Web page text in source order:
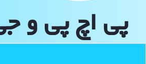
پی اچ پی و